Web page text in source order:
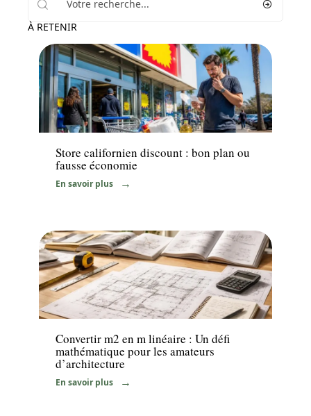
À RETENIR
Décoration Interieure
Store californien discount : bon plan ou
fausse économie
En savoir plus
Immo
Convertir m2 en m linéaire : Un défi
mathématique pour les amateurs
d’architecture
En savoir plus